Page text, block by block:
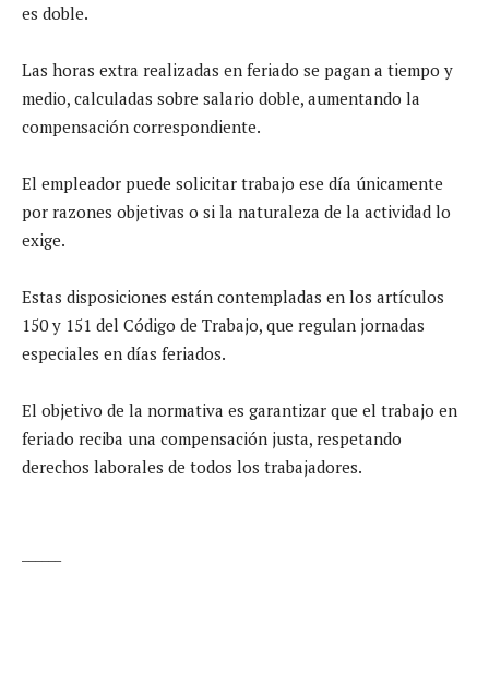
es doble.
Las horas extra realizadas en feriado se pagan a tiempo y
medio, calculadas sobre salario doble, aumentando la
compensación correspondiente.
El empleador puede solicitar trabajo ese día únicamente
por razones objetivas o si la naturaleza de la actividad lo
exige.
Estas disposiciones están contempladas en los artículos
150 y 151 del Código de Trabajo, que regulan jornadas
especiales en días feriados.
El objetivo de la normativa es garantizar que el trabajo en
feriado reciba una compensación justa, respetando
derechos laborales de todos los trabajadores.